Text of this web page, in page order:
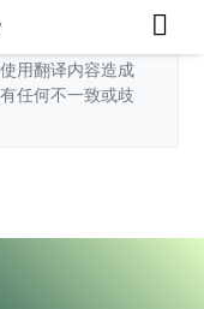
人工智能提供支
用翻译内容造成
任何不一致或歧